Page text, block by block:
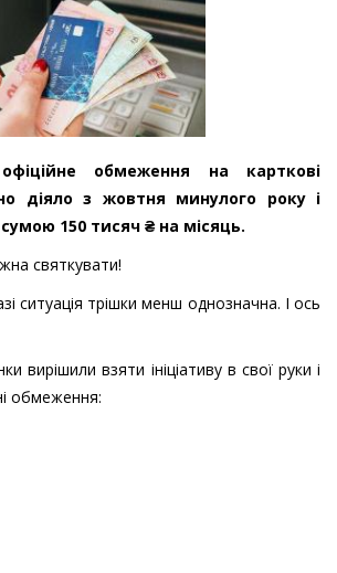
обмеження на карткові
діяло з жовтня минулого року і
150 тисяч ₴ на місяць.
святкувати!
ситуація трішки менш однозначна. І ось
вирішили взяти ініціативу в свої руки і
обмеження: